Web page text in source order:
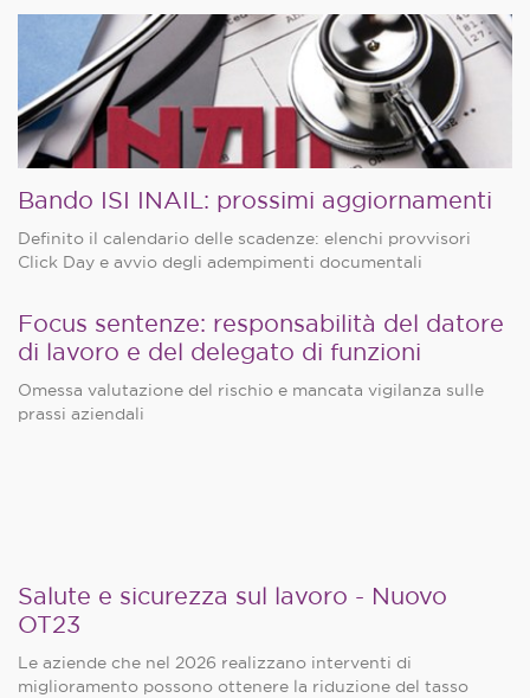
Bando ISI INAIL: prossimi aggiornamenti
Definito il calendario delle scadenze: elenchi provvisori
Click Day e avvio degli adempimenti documentali
Focus sentenze: responsabilità del datore
di lavoro e del delegato di funzioni
Omessa valutazione del rischio e mancata vigilanza sulle
prassi aziendali
Salute e sicurezza sul lavoro - Nuovo
OT23
Le aziende che nel 2026 realizzano interventi di
miglioramento possono ottenere la riduzione del tasso